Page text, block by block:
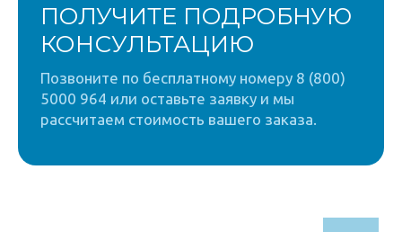
ПОЛУЧИТЕ ПОДРОБНУЮ
КОНСУЛЬТАЦИЮ
Позвоните по бесплатному номеру 8 (800)
5000 964 или оставьте заявку и мы
рассчитаем стоимость вашего заказа.